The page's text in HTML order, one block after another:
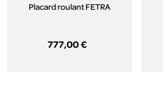
Placard roulant FETRA
777,00 €